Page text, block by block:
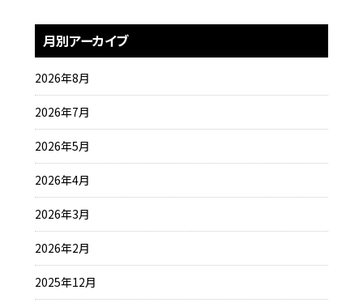
月別アーカイブ
2026年8月
2026年7月
2026年5月
2026年4月
2026年3月
2026年2月
2025年12月